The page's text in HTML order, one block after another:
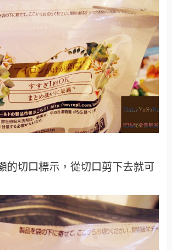
切口標示，從切口剪下去就可